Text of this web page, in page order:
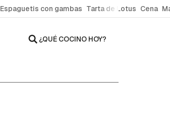
Espaguetis con gambas Tarta de Lotus Cena
¿QUÉ COCINO HOY?